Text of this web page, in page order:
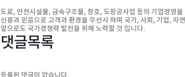
도료, 안전시설물, 금속구조물, 창호, 도장공사업 등의 기업경영
신용과 믿음으로 고객과 환경을 우선시 하며 국가, 사회, 기업, 자
앞으로도 국가경쟁력 발전을 위해 노력할 것 입니다.
댓글목록
등록된 댓글이 없습니다.